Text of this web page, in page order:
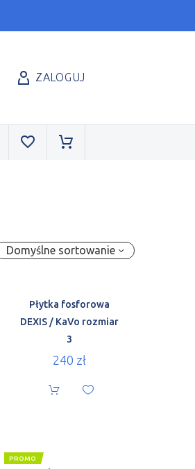
ZALOGUJ
Domyślne sortowanie
Płytka fosforowa
DEXIS / KaVo rozmiar
3
240 zł
PROMO